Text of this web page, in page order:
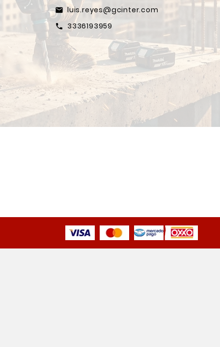
email luis.reyes@gcinter.com
call 3336193959